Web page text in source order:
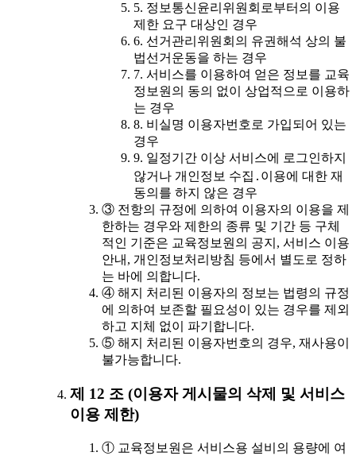
5. 정보통신윤리위원회로부터의 이용
제한 요구 대상인 경우
6. 선거관리위원회의 유권해석 상의 불
법선거운동을 하는 경우
7. 서비스를 이용하여 얻은 정보를 교육
정보원의 동의 없이 상업적으로 이용하
는 경우
8. 비실명 이용자번호로 가입되어 있는
경우
9. 일정기간 이상 서비스에 로그인하지
않거나 개인정보 수집․이용에 대한 재
동의를 하지 않은 경우
③ 전항의 규정에 의하여 이용자의 이용을 제
한하는 경우와 제한의 종류 및 기간 등 구체
적인 기준은 교육정보원의 공지, 서비스 이용
안내, 개인정보처리방침 등에서 별도로 정하
는 바에 의합니다.
④ 해지 처리된 이용자의 정보는 법령의 규정
에 의하여 보존할 필요성이 있는 경우를 제외
하고 지체 없이 파기합니다.
⑤ 해지 처리된 이용자번호의 경우, 재사용이
불가능합니다.
제 12 조 (이용자 게시물의 삭제 및 서비스
이용 제한)
① 교육정보원은 서비스용 설비의 용량에 여